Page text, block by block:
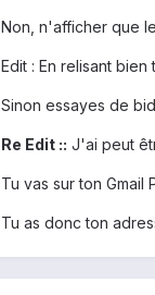
Non, n'afficher que
Edit : En relisant
Sinon essayes de
Re Edit :: J'ai peut
Tu vas sur ton Gmail
Tu as donc ton